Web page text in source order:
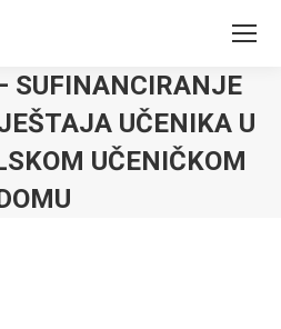
SUFINANCIRANJE
UČENIKA U
UČENIČKOM